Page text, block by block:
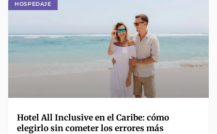
HOSPEDAJE
Hotel All Inclusive en el Caribe: cómo
elegirlo sin cometer los errores más